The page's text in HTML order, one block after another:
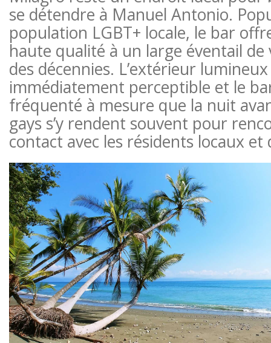
se détendre à Manuel Antonio.
population LGBT+ locale, le bar
haute qualité à un large éventail de
des décennies. L’extérieur
immédiatement perceptible et le
fréquenté à mesure que la nuit
gays s’y rendent souvent pour
contact avec les résidents locaux et